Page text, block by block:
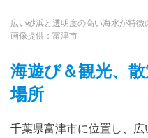
広い砂浜と透明度の高い海水が特徴
画像提供：富津市
海遊び＆観光、
場所
千葉県富津市に位置し、